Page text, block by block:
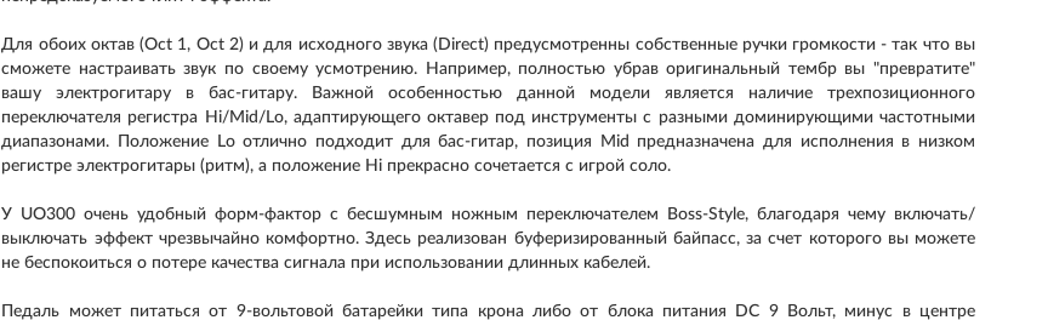
Для обоих октав (Oct 1, Oct 2) и для исходного звука (Direct) предусмотренны собственные ручки громкости - так что вы
сможете настраивать звук по своему усмотрению. Например, полностью убрав оригинальный тембр вы "превратите"
вашу электрогитару в бас-гитару. Важной особенностью данной модели является наличие трехпозиционного
переключателя регистра Hi/Mid/Lo, адаптирующего октавер под инструменты с разными доминирующими частотными
диапазонами. Положение Lo отлично подходит для бас-гитар, позиция Mid предназначена для исполнения в низком
регистре электрогитары (ритм), а положение Hi прекрасно сочетается с игрой соло.
У UO300 очень удобный форм-фактор с бесшумным ножным переключателем Boss-Style, благодаря чему включать/
выключать эффект чрезвычайно комфортно. Здесь реализован буферизированный байпасс, за счет которого вы можете
не беспокоиться о потере качества сигнала при использовании длинных кабелей.
Педаль может питаться от 9-вольтовой батарейки типа крона либо от блока питания DC 9 Вольт, минус в центре